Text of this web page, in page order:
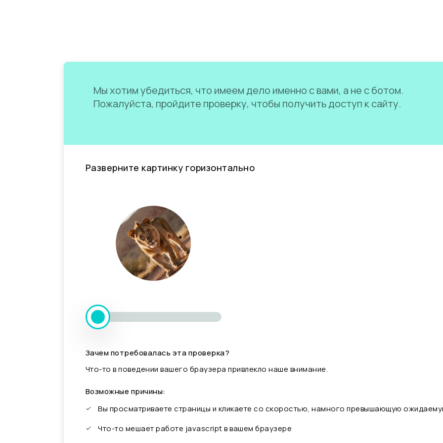
Мы хотим убедиться, что имеем дело именно с вами, а не с ботом.
Пожалуйста, пройдите проверку, чтобы получить доступ к сайту.
Разверните картинку горизонтально
Зачем потребовалась эта проверка?
Что-то в поведении вашего браузера привлекло наше внимание.
Возможные причины:
Вы просматриваете страницы и кликаете со скоростью, намного превышающую
Что-то мешает работе javascript в вашем браузере